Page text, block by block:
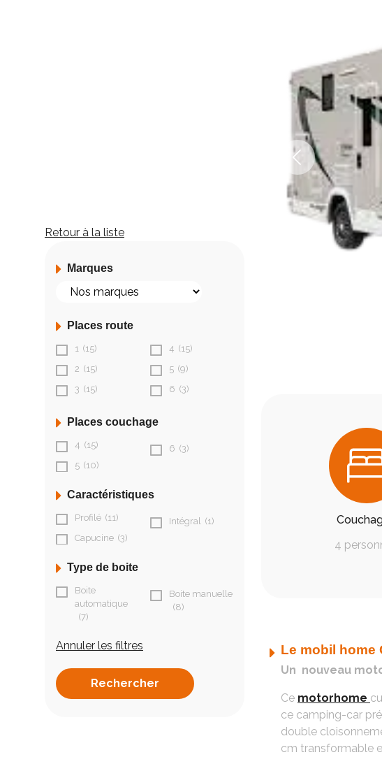
Retour à la liste
Marques
Places route
1 (15)
2 (15)
3 (15)
4 (15)
5 (9)
6 (3)
Places couchage
4 (15)
5 (10)
6 (3)
Caractéristiques
Profilé (11)
Capucine (3)
Intégral (1)
Type de boite
Boite
automatique
(7)
Boite manuelle
(8)
Annuler les filtres
4
Le mobil home
Un nouveau
Ce motorhome
ce camping-car
double
cm transformable